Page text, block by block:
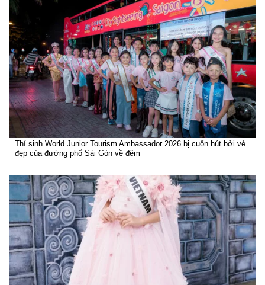
Thí sinh World Junior Tourism Ambassador 2026 bị cuốn hút bởi vẻ
đẹp của đường phố Sài Gòn về đêm